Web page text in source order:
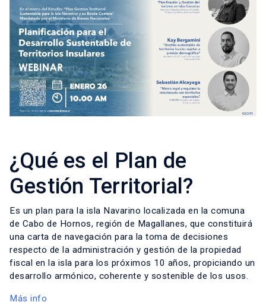
¿Qué es el Plan de
Gestión Territorial?
Es un plan para la isla Navarino localizada en la comuna
de Cabo de Hornos, región de Magallanes, que constituirá
una carta de navegación para la toma de decisiones
respecto de la administración y gestión de la propiedad
fiscal en la isla para los próximos 10 años, propiciando un
desarrollo armónico, coherente y sostenible de los usos.
Más info